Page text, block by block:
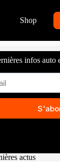
Shop
infos auto
actus